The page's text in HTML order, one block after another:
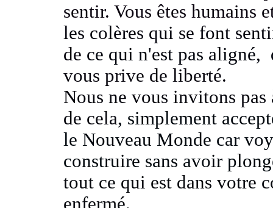
sentir. Vous êtes humains
les colères qui se font
de ce qui n'est pas aligné,
vous prive de liberté.
Nous ne vous invitons
de cela, simplement
le Nouveau Monde car
construire sans avoir
tout ce qui est dans votre
enfermé.